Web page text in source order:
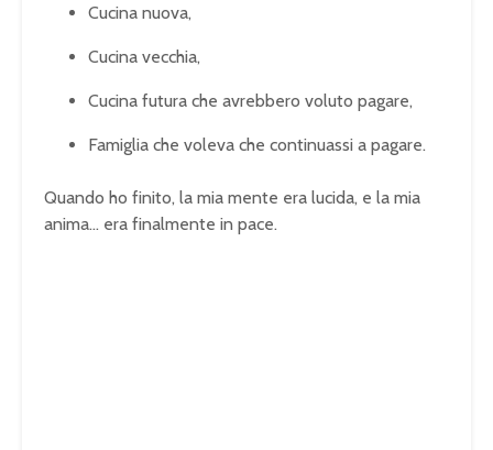
Cucina nuova,
Cucina vecchia,
Cucina futura che avrebbero voluto pagare,
Famiglia che voleva che continuassi a pagare.
Quando ho finito, la mia mente era lucida, e la mia
anima… era finalmente in pace.